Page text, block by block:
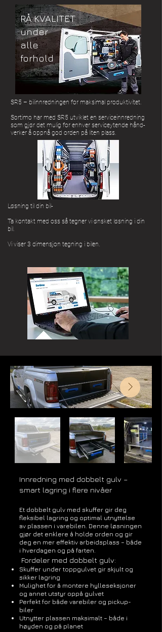
RÅ KVALITET
under
alle
forhold
SR5 – bilinnredningen for maksimal produktivitet.
Sortimo har med SR5 utviklet en serviceinnredning
som gjør det mulig for enhver serviceytende hånd­
verker å oppnå god orden på liten plass.
Løsning til din bil-
Ta kontakt med oss så tegner vi ønsket løsning i din
bil.
Vi viser 3 dimensjon tegning i bilen.
Innredning med dobbelt gulv –
smart lagring i flere nivåer
Et dobbelt gulv med skuffer gir deg
fleksibel lagring og optimal utnyttelse
av plassen i varebilen. Denne løsningen
gjør det enklere å holde orden og gir
deg en mer effektiv arbeidsplass – både
i hverdagen og på farten.
​ Fordeler med dobbelt gulv:
Skuffer under toppgulvet gir skjult og
sikker lagring
Mulighet for å montere hylleseksjoner
og annet utstyr oppå gulvet
Perfekt for både varebiler og pickup-
biler
Utnytter plassen maksimalt – både i
høyden og på planet